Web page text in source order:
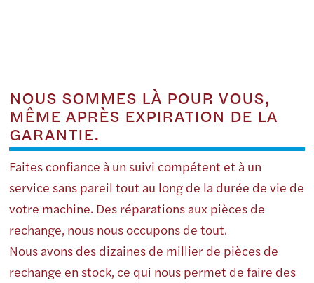
NOUS SOMMES LÀ POUR VOUS,
MÊME APRÈS EXPIRATION DE LA
GARANTIE.
Faites confiance à un suivi compétent et à un
service sans pareil tout au long de la durée de vie de
votre machine. Des réparations aux pièces de
rechange, nous nous occupons de tout.
Nous avons des dizaines de millier de pièces de
rechange en stock, ce qui nous permet de faire des